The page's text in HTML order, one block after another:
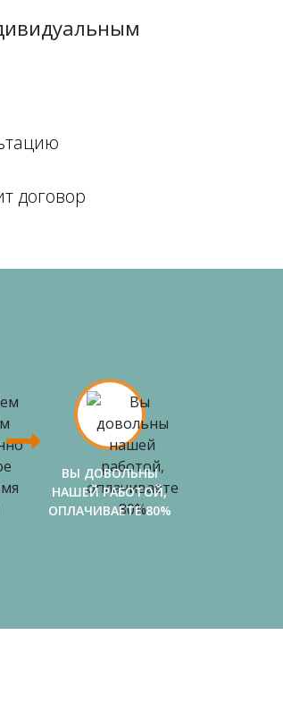
договор
ВЫ ДОВОЛЬНЫ
НАШЕЙ РАБОТОЙ,
ОПЛАЧИВАЕТЕ 80%